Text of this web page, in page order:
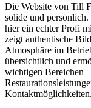
Die Website von Till
solide und
hier ein echter Profi
zeigt authentische
Atmosphäre im
übersichtlich und
wichtigen Bereichen
Kontaktmöglichkeiten.